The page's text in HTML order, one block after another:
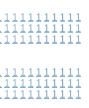
1 1 1 1 1 1 1 1 1 1
1 1 1 1 1 1 1 1 1 1
1 1 1 1 1 1 1 1 1 1
1 1 1 1 1 1 1 1 1 1
1 1 1 1 1 1 1 1 1 1
1 1 1 1 1 1 1 1 1 1